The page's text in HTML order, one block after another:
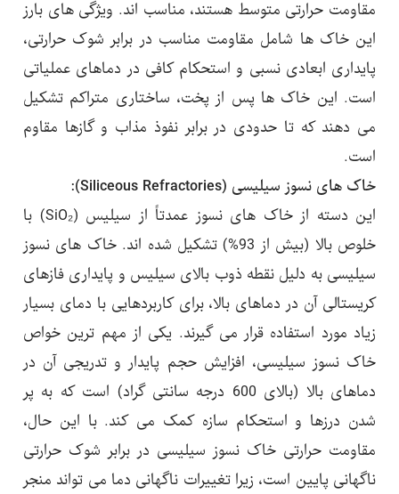
مقاومت حرارتی متوسط هستند، مناسب اند. ویژگی های بارز
این خاک ها شامل مقاومت مناسب در برابر شوک حرارتی،
پایداری ابعادی نسبی و استحکام کافی در دماهای عملیاتی
است. این خاک ها پس از پخت، ساختاری متراکم تشکیل
می دهند که تا حدودی در برابر نفوذ مذاب و گازها مقاوم
است.
خاک های نسوز سیلیسی (Siliceous Refractories):
این دسته از خاک های نسوز عمدتاً از سیلیس (SiO₂) با
خلوص بالا (بیش از 93%) تشکیل شده اند. خاک های نسوز
سیلیسی به دلیل نقطه ذوب بالای سیلیس و پایداری فازهای
کریستالی آن در دماهای بالا، برای کاربردهایی با دمای بسیار
زیاد مورد استفاده قرار می گیرند. یکی از مهم ترین خواص
خاک نسوز سیلیسی، افزایش حجم پایدار و تدریجی آن در
دماهای بالا (بالای 600 درجه سانتی گراد) است که به پر
شدن درزها و استحکام سازه کمک می کند. با این حال،
مقاومت حرارتی خاک نسوز سیلیسی در برابر شوک حرارتی
ناگهانی پایین است، زیرا تغییرات ناگهانی دما می تواند منجر